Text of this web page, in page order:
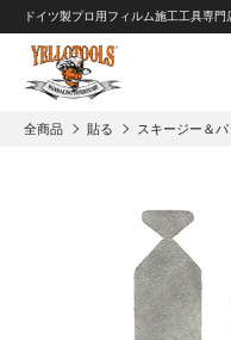
重要なおしらせ
2024年8月1日 価格改定につきまして
ドイツ製プロ用フィルム施工工具専門
全商品 貼る スキージー＆パ